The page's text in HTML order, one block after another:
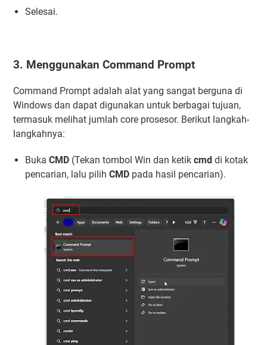
Selesai.
3. Menggunakan Command Prompt
Command Prompt adalah alat yang sangat berguna di
Windows dan dapat digunakan untuk berbagai tujuan,
termasuk melihat jumlah core prosesor. Berikut langkah-
langkahnya:
Buka CMD (Tekan tombol Win dan ketik cmd di kotak
pencarian, lalu pilih CMD pada hasil pencarian).